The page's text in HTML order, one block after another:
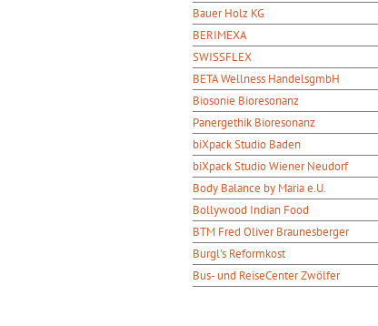
Bauer Holz KG
BERIMEXA
SWISSFLEX
BETA Wellness HandelsgmbH
Biosonie Bioresonanz
Panergethik Bioresonanz
biXpack Studio Baden
biXpack Studio Wiener Neudorf
Body Balance by Maria e.U.
Bollywood Indian Food
BTM Fred Oliver Braunesberger
Burgl's Reformkost
Bus- und ReiseCenter Zwölfer